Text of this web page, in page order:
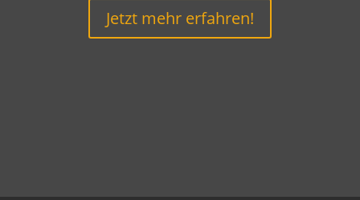
Jetzt mehr erfahren!